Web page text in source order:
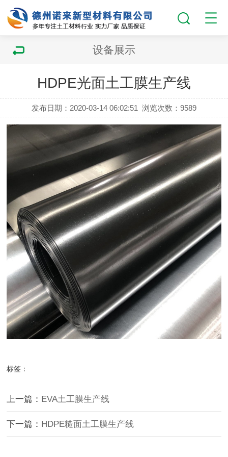
设备展示
HDPE光面土工膜生产线
发布日期：2020-03-14 06:02:51 浏览次数：9589
标签：
上一篇： EVA土工膜生产线
下一篇： HDPE糙面土工膜生产线